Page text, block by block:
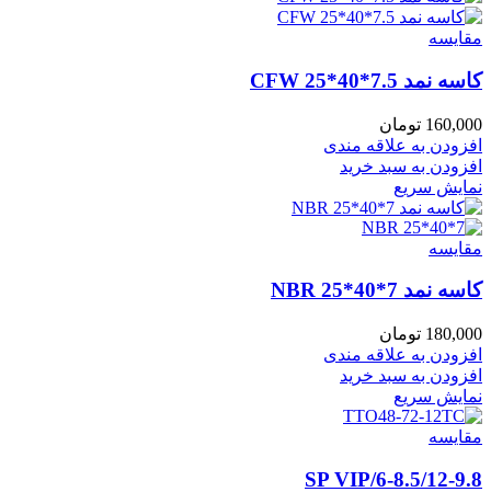
مقايسه
کاسه نمد CFW 25*40*7.5
160,000 تومان
افزودن به علاقه مندی
افزودن به سبد خرید
نمایش سریع
مقايسه
کاسه نمد NBR 25*40*7
180,000 تومان
افزودن به علاقه مندی
افزودن به سبد خرید
نمایش سریع
مقايسه
6-8.5/12-9.8/SP VIP